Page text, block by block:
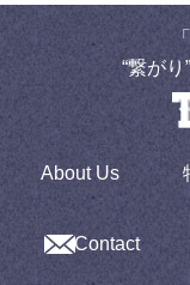
“繋が
About Us
Contact